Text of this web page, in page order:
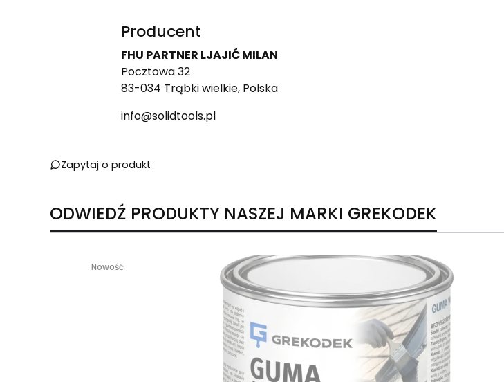
Producent
FHU PARTNER LJAJIĆ MILAN
Pocztowa 32
83-034 Trąbki wielkie, Polska
info@solidtools.pl
Zapytaj o produkt
ODWIEDŹ PRODUKTY NASZEJ MARKI GREKODEK
Nowość